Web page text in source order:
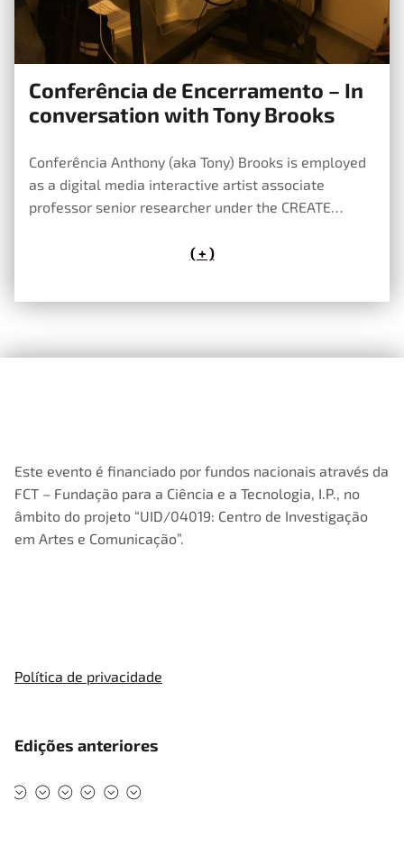
Conferência de Encerramento – In
conversation with Tony Brooks
Conferência Anthony (aka Tony) Brooks is employed
as a digital media interactive artist associate
professor senior researcher under the CREATE…
( + )
Este evento é financiado por fundos nacionais através da
FCT – Fundação para a Ciência e a Tecnologia, I.P., no
âmbito do projeto “UID/04019: Centro de Investigação
em Artes e Comunicação”.
Política de privacidade
Edições anteriores
#DMAD2025
#DMAD2024
#DMAD2023
#DMAD2022
#DMAD2020
#DMAD2019